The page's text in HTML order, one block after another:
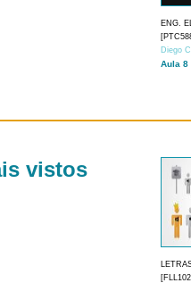
ENG.
Diego
Aula 8
vistos